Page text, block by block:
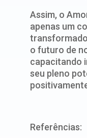
Assim, o
apenas um
o futuro de
capacitando
seu pleno
Referências: